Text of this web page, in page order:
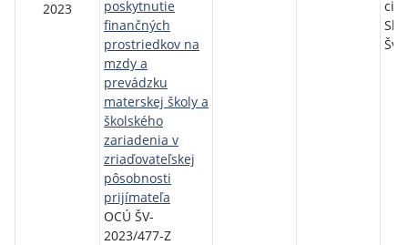
2023
poskytnutie
finančných
prostriedkov na
mzdy a
prevádzku
materskej školy a
školského
zariadenia v
zriaďovateľskej
pôsobnosti
prijímateľa
OCÚ ŠV-
2023/477-Z